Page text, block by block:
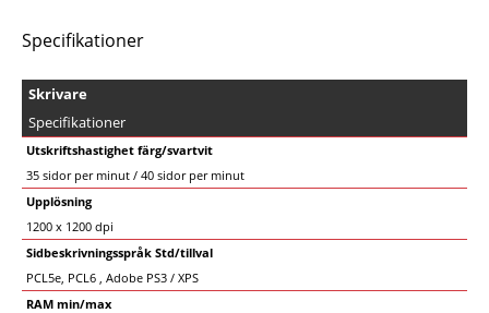
Specifikationer
Skrivare
Specifikationer
Utskriftshastighet färg/svartvit
35 sidor per minut / 40 sidor per minut
Upplösning
1200 x 1200 dpi
Sidbeskrivningsspråk Std/tillval
PCL5e, PCL6 , Adobe PS3 / XPS
RAM min/max